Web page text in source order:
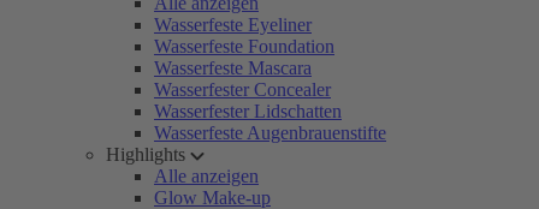
Wasserfeste Eyeliner
Wasserfeste Foundation
Wasserfeste Mascara
Wasserfester Concealer
Wasserfester Lidschatten
Wasserfeste Augenbrauenstifte
Highlights
Alle anzeigen
Glow Make-up